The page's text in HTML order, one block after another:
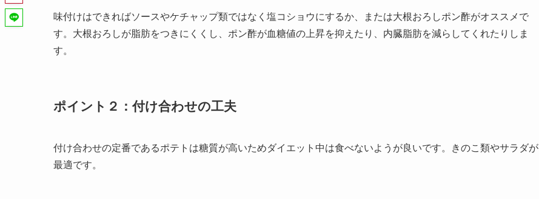
味付けはできればソースやケチャップ類ではなく塩コショウにするか、または大根おろしポン酢がオススメで
す。大根おろしが脂肪をつきにくくし、ポン酢が血糖値の上昇を抑えたり、内臓脂肪を減らしてくれたりしま
す。
ポイント２：付け合わせの工夫
付け合わせの定番であるポテトは糖質が高いためダイエット中は食べないようが良いです。きのこ類やサラダが
最適です。